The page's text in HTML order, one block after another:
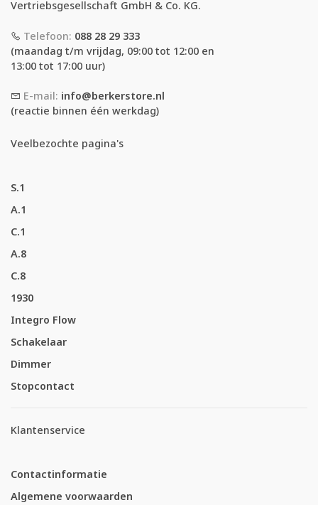
Vertriebsgesellschaft GmbH & Co. KG.
Telefoon: 088 28 29 333
(maandag t/m vrijdag, 09:00 tot 12:00 en
13:00 tot 17:00 uur)
E-mail: info@berkerstore.nl
(reactie binnen één werkdag)
Veelbezochte pagina's
S.1
A.1
C.1
A.8
C.8
1930
Integro Flow
Schakelaar
Dimmer
Stopcontact
Klantenservice
Contactinformatie
Algemene voorwaarden